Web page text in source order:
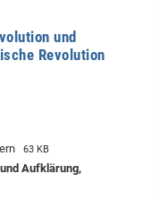
und
Revolution
63 KB
Aufklärung,